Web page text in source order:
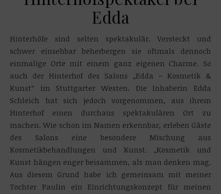
Edda
Hinterhöfe sind selten spektakulär. Versteckt und
schwer einsehbar beherbergen sie oftmals dennoch
einmalige Orte mit einem ganz eigenen Charme. So
auch der Hinterhof des Salons „Edda – Kosmetik &
Kunst“ im Stuttgarter Westen. Die Inhaberin Edda
Schleich hat sich jedoch vorgenommen, aus ihrem
Hinterhof einen durchaus spektakulären Ort zu
machen. Wie schon im Namen erkennbar, erleben Gäste
des Salons eine besondere Mischung aus
Kosmetikbehandlungen und Kunst. „Kosmetik und
Kunst hängen enger beisammen, als man denken mag.
Aus diesem Grund habe ich gemeinsam mit meiner
Tochter Paulin ein Einrichtungskonzept für meinen